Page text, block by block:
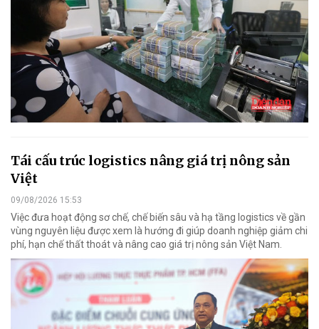
Tái cấu trúc logistics nâng giá trị nông sản
Việt
09/08/2026 15:53
Việc đưa hoạt động sơ chế, chế biến sâu và hạ tầng logistics về gần
vùng nguyên liệu được xem là hướng đi giúp doanh nghiệp giảm chi
phí, hạn chế thất thoát và nâng cao giá trị nông sản Việt Nam.